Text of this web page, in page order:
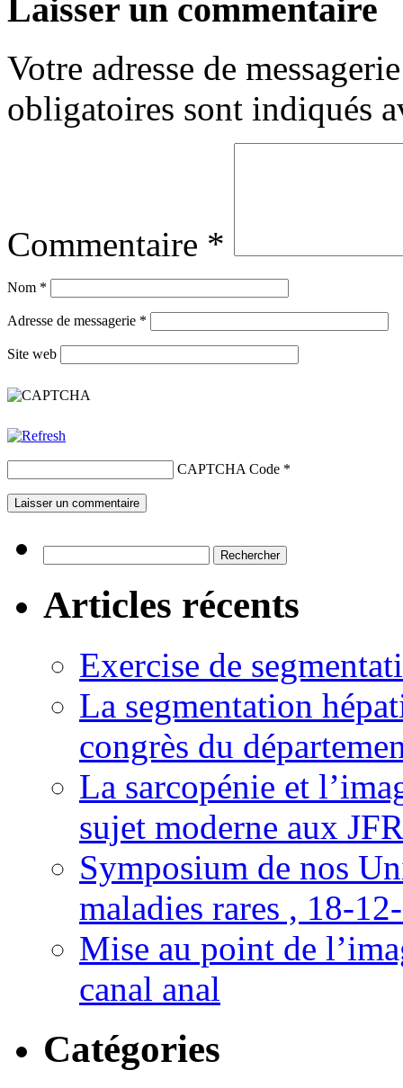
Laisser un commentaire
Votre adresse de
obligatoires sont indiqués
Commentaire *
Nom *
Adresse de messagerie *
Site web
CAPTCHA Code *
Articles récents
Exercise de
La segmentation
congrès du
La sarcopénie et
sujet moderne aux
Symposium de nos
maladies rares , 18-
Mise au point de
canal anal
Catégories